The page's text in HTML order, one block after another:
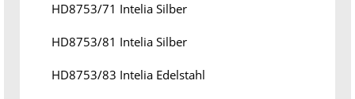
HD8753/71 Intelia Silber
HD8753/81 Intelia Silber
HD8753/83 Intelia Edelstahl